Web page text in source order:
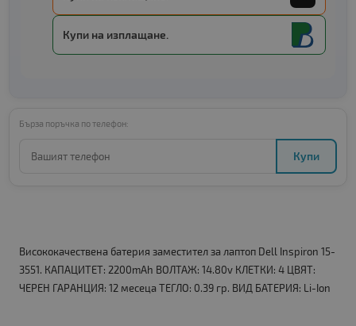
Купи на изплащане.
Бърза поръчка по телефон:
Купи
Висококачествена батерия заместител за лаптоп Dell Inspiron 15-
3551. КАПАЦИТЕТ: 2200mAh ВОЛТАЖ: 14.80v КЛЕТКИ: 4 ЦВЯТ:
ЧЕРЕН ГАРАНЦИЯ: 12 месеца ТЕГЛО: 0.39 гр. ВИД БАТЕРИЯ: Li-Ion